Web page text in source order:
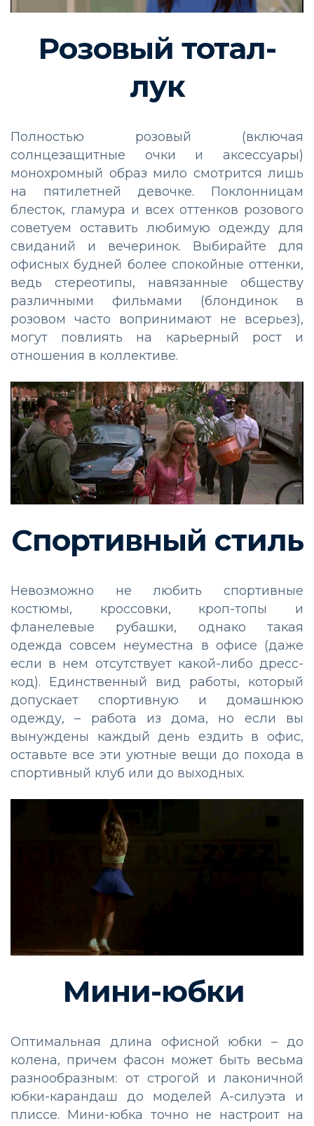
Розовый тотал-
лук
Полностью розовый (включая
солнцезащитные очки и аксессуары)
монохромный образ мило смотрится лишь
на пятилетней девочке. Поклонницам
блесток, гламура и всех оттенков розового
советуем оставить любимую одежду для
свиданий и вечеринок. Выбирайте для
офисных будней более спокойные оттенки,
ведь стереотипы, навязанные обществу
различными фильмами (блондинок в
розовом часто вопринимают не всерьез),
могут повлиять на карьерный рост и
отношения в коллективе.
Спортивный стиль
Невозможно не любить спортивные
костюмы, кроссовки, кроп-топы и
фланелевые рубашки, однако такая
одежда совсем неуместна в офисе (даже
если в нем отсутствует какой-либо дресс-
код). Единственный вид работы, который
допускает спортивную и домашнюю
одежду,– работа из дома, но если вы
вынуждены каждый день ездить в офис,
оставьте все эти уютные вещи до похода в
спортивный клуб или до выходных.
Мини-юбки
Оптимальная длина офисной юбки– до
колена, причем фасон может быть весьма
разнообразным: от строгой и лаконичной
юбки-карандаш до моделей A-силуэта и
плиссе. Мини-юбка точно не настроит на